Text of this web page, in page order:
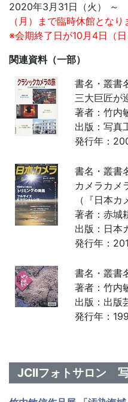
2020年3月31日（火） ～
（月）まで臨時休館となり
※会期終了日が10月4日（日
関連資料（一部）
書名・叢書
三大巨匠が
著者：竹
出版：写真
発行年：
書名・叢書
カメラカメ
（『日本
著者：赤城
出版：日本
発行年：
書名・叢書
著者：竹内
出版：出版
発行年：
JCIIフォトサロン